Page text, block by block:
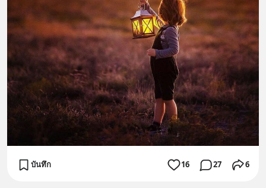
บันทึก 16 27 6